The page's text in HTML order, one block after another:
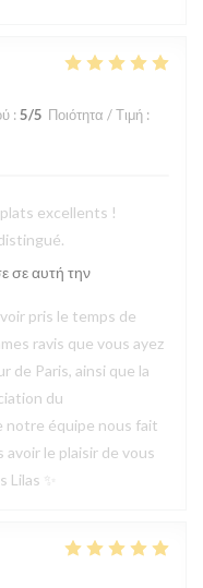
: 5/5 Ποιότητα / Τιμή :
excellents !
σε αυτή την
pris le temps de
ravis que vous ayez
de Paris, ainsi que la
du
notre équipe nous fait
le plaisir de vous
✨